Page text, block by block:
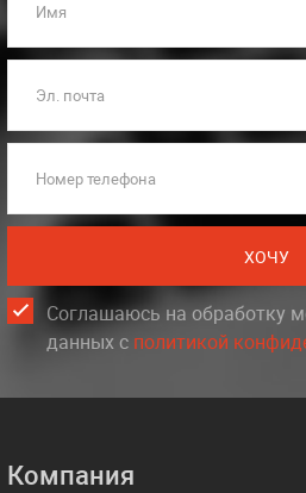
Имя
Эл. почта
Номер телефона
ХОЧУ
Соглашаюсь на обработку
данных c политикой
Компания